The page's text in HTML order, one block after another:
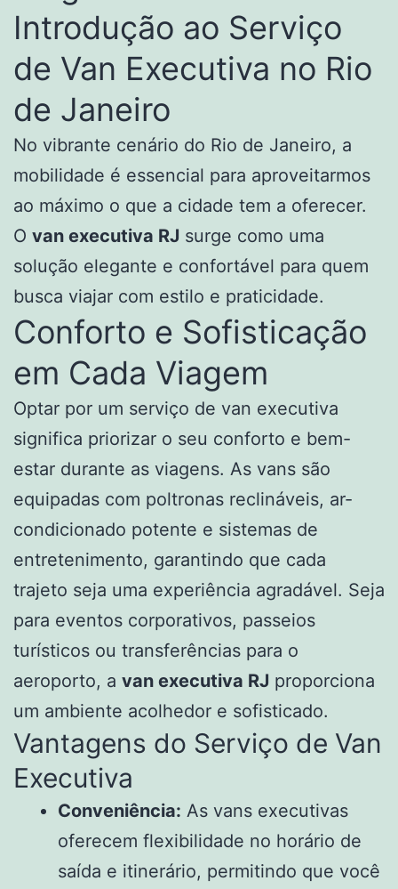
Introdução ao Serviço
de Van Executiva no Rio
de Janeiro
No vibrante cenário do Rio de Janeiro, a
mobilidade é essencial para aproveitarmos
ao máximo o que a cidade tem a oferecer.
O van executiva RJ surge como uma
solução elegante e confortável para quem
busca viajar com estilo e praticidade.
Conforto e Sofisticação
em Cada Viagem
Optar por um serviço de van executiva
significa priorizar o seu conforto e bem-
estar durante as viagens. As vans são
equipadas com poltronas reclináveis, ar-
condicionado potente e sistemas de
entretenimento, garantindo que cada
trajeto seja uma experiência agradável. Seja
para eventos corporativos, passeios
turísticos ou transferências para o
aeroporto, a van executiva RJ proporciona
um ambiente acolhedor e sofisticado.
Vantagens do Serviço de Van
Executiva
Conveniência: As vans executivas
oferecem flexibilidade no horário de
saída e itinerário, permitindo que você